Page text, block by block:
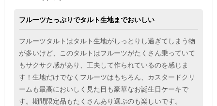
フルーツたっぷりでタルト生地までおいしい
フルーツタルトはタルト生地がしっとりし過ぎてしまう物
が多いけど、このタルトはフルーツがたくさん乗っていて
もサクサク感があり、工夫して作られているのを感じま
す！生地だけでなくフルーツはもちろん、カスタードクリ
ームも最高においしく見た目も豪華なお誕生日ケーキで
す。期間限定品もたくさんあり選ぶのも楽しいです。